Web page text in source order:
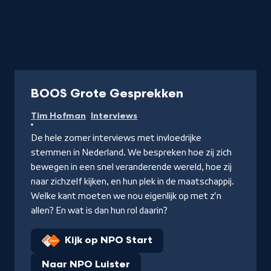
BOOS Grote Gesprekken
Tim Hofman Interviews
De hele zomer interviews met invloedrijke
stemmen in Nederland. We bespreken hoe zij zich
bewegen in een snel veranderende wereld, hoe zij
naar zichzelf kijken, en hun plek in de maatschappij.
Welke kant moeten we nou eigenlijk op met z'n
allen? En wat is dan hun rol daarin?
Kijk op NPO Start
Naar NPO Luister